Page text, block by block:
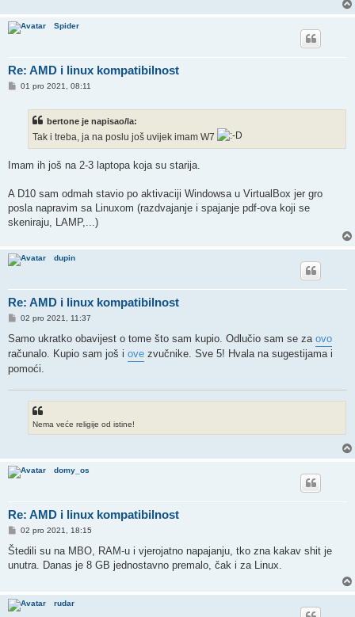
Spider
Re: AMD i linux kompatibilnost
P01 pro 2021, 08:11
bertone je napisao/la:
Tak i treba, ja na poslu još uvijek imam W7
Imam ih još na 2-3 laptopa koja su starija.
A D10 sam odmah stavio po aktivaciji Windowsa u VirtualBox jer gro
posla napravim sa Linuxom (razdvajanje i spajanje pdf-ova koji se
skeniraju, LAMP,...)
dupin
Re: AMD i linux kompatibilnost
P
s
02 pro 2021, 11:37
Samo ukratko obavijest o tome što sam kupio. Odlučio sam se za ovo
računalo. Kupio sam još i ove zvučnike. Sve 5! Hvala na sugestijama i
pomoći.
Nema veće religije od istine!
domy_os
Re: AMD i linux kompatibilnost
P
s
02 pro 2021, 18:15
Štedili su na MBO, RAM-u i vjerojatno napajanju, tko zna kakav shit je
unutra. Danas je 8 GB jednostavno premalo, čak i za Linux.
rudar